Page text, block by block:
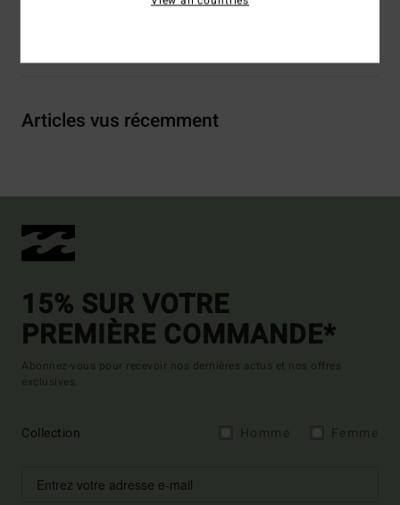
Articles vus récemment
15% SUR VOTRE
PREMIÈRE COMMANDE*
Abonnez-vous pour recevoir nos dernières actus et nos offres
exclusives.
Collection